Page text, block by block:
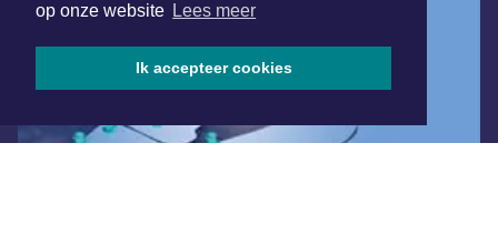
op onze website Lees meer
Ik accepteer cookies